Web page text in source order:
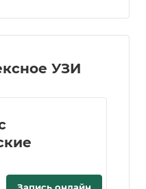
УЗИ
Запись онлайн